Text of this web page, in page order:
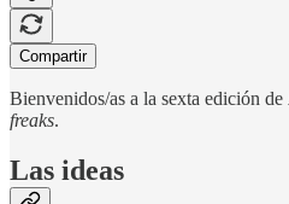
Compartir
Bienvenidos/as a la sexta edición de
freaks.
Las ideas